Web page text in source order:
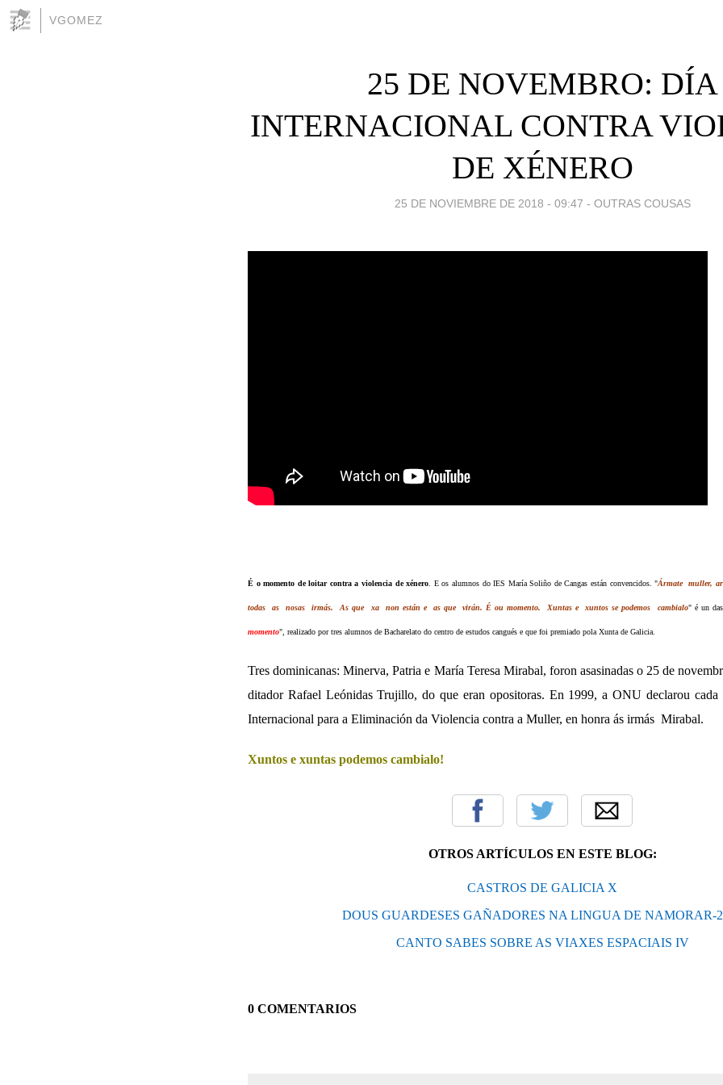
VGOMEZ
25 DE NOVEMBRO: DÍA
INTERNACIONAL CONTRA
DE XÉNERO
25 DE NOVIEMBRE DE 2018 - 09:47 - OUTRAS COUSAS
É o momento de loitar contra a violencia de xénero . E os alumnos do IES María Soliño de Cangas están convencidos. "Ármate muller,
todas as nosas irmás. As que xa non están e as que virán. É ou momento. Xuntas e xuntos se podemos cambialo" é un
momento", realizado por tres alumnos de Bacharelato do centro de estudos cangués e que foi premiado pola Xunta de Galicia.
Tres dominicanas: Minerva, Patria e María Teresa Mirabal, foron asasinadas o 25 de
ditador Rafael Leónidas Trujillo, do que eran opositoras. En 1999, a ONU declarou cada
Internacional para a Eliminación da Violencia contra a Muller, en honra ás irmás Mirabal.
Xuntos e xuntas podemos cambialo!
OTROS ARTÍCULOS EN ESTE BLOG:
CASTROS DE GALICIA X
DOUS GUARDESES GAÑADORES NA LINGUA DE NAMORAR-
CANTO SABES SOBRE AS VIAXES ESPACIAIS IV
0 COMENTARIOS